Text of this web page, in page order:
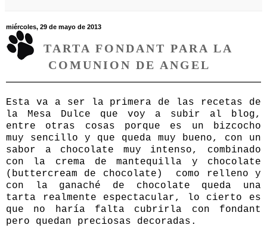
miércoles, 29 de mayo de 2013
TARTA FONDANT PARA LA
COMUNION DE ANGEL
Esta va a ser la primera de las recetas de
la Mesa Dulce que voy a subir al blog,
entre otras cosas porque es un bizcocho
muy sencillo y que queda muy bueno, con un
sabor a chocolate muy intenso, combinado
con la crema de mantequilla y chocolate
(buttercream de chocolate) como relleno y
con la ganaché de chocolate queda una
tarta realmente espectacular, lo cierto es
que no haría falta cubrirla con fondant
pero quedan preciosas decoradas.